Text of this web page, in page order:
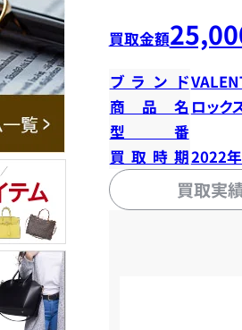
買取金額
ブランド
商品名 ロック
型番
買取時期2022
買取実